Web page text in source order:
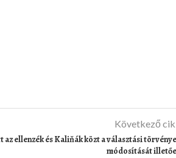
Következő
az ellenzék és Kaliňák közt a választási
módosítását